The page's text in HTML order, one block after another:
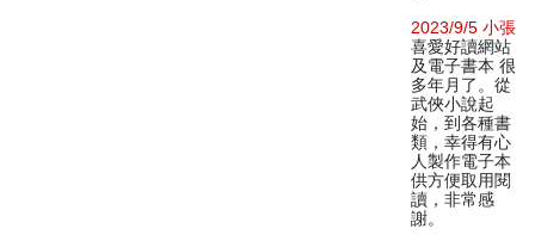
2023/9/5 小張
喜愛好讀網站
及電子書本 很
多年月了。從
武俠小說起
始，到各種書
類，幸得有心
人製作電子本
供方便取用閱
讀，非常感
謝。